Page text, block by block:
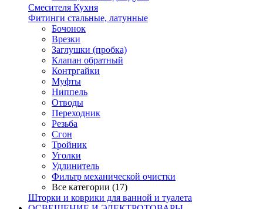
Смесителя Кухня
Фитинги стальные, латунные
Бочонок
Врезки
Заглушки (пробка)
Клапан обратный
Контргайки
Муфты
Ниппель
Отводы
Переходник
Резьба
Сгон
Тройник
Уголки
Удлинитель
Фильтр механической очистки
Все категории (17)
Шторки и коврики для ванной и туалета